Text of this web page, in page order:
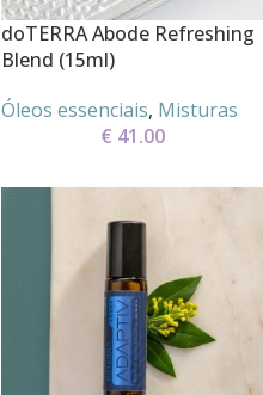
doTERRA Abode Refreshing
Blend (15ml)
Óleos essenciais, Misturas
€ 41.00